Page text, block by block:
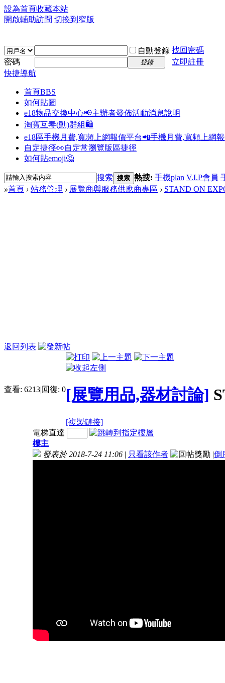
設為首頁收藏本站
開啟輔助訪問 切換到窄版
自動登錄 找回密碼
密碼
登錄
立即註冊
快捷導航
首頁BBS
如何貼圖
e18物品交換中心📢主辦者發佈活動消息說明
淘寶互毒(動)群組🛍️
e18區手機月費,寬頻上網報價平台📲手機月費,寬頻上網
自定捷徑👀自定常瀏覽版區捷徑
如何貼emoji🤔
搜索 搜索 熱搜: 手機plan V.I.P會員
»首頁 › 站務管理 › 展覽商與服務供應商專區 › STAND ON
返回列表
查看: 6213|回復: 0[展覽用品,器材討論]
[複製鏈接]
電梯直達
樓主
發表於 2018-7-24 11:06 | 只看該作者 |倒